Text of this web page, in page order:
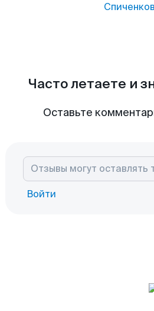
Часто летаете и
Оставьте
Войти